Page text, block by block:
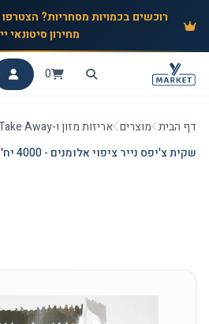
רוכשים בכמויות מסחריות? הצטרפו
מחירון סיטונאי
0
דף הבית מוצרים אריזות מזון ו-Take Away
שקית צ'יפס נייר ציפוי אלומנים - 4000 יח'